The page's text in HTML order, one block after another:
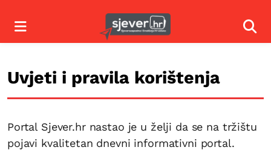
Izbornik
Uvjeti i pravila korištenja
Portal Sjever.hr nastao je u želji da se na tržištu
pojavi kvalitetan dnevni informativni portal.